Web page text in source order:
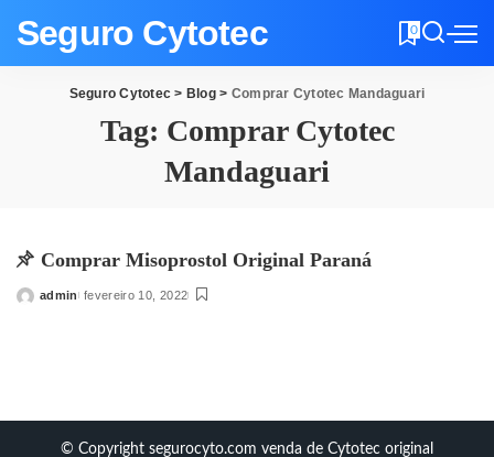
Seguro Cytotec 0
Seguro Cytotec > Blog> Comprar Cytotec Mandaguari
Tag: Comprar Cytotec
Mandaguari
Comprar Misoprostol Original Paraná
Posted
admin fevereiro 10, 2022
© Copyright segurocyto.com venda de Cytotec original